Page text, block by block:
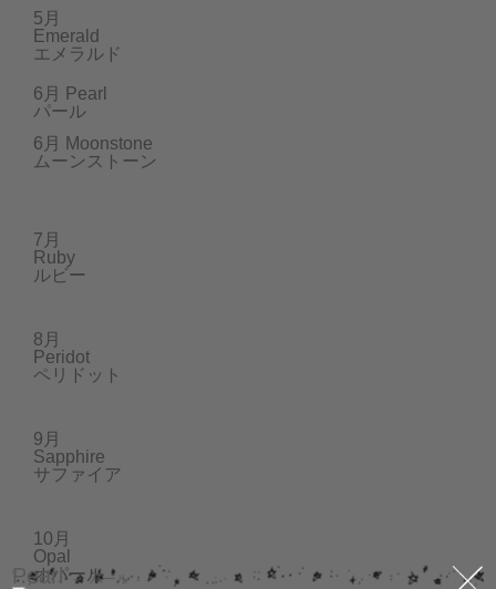
5月
Emerald
エメラルド
6月
Pearl
パール
6月
Moonstone
ムーンストーン
7月
Ruby
ルビー
8月
Peridot
ペリドット
9月
Sapphire
サファイア
10月
Opal
オパール
Pearl－ パール